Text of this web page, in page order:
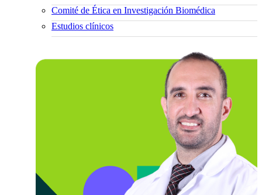
Comité de Ética en Investigación Biomédica
Estudios clínicos